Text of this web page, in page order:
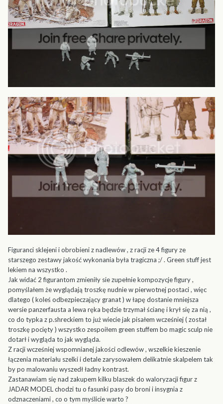
Figuranci sklejeni i obrobieni z nadlewów , z racji ze 4 figury ze
starszego zestawy jakość wykonania była tragiczna ;/ . Green stuff jest
lekiem na wszystko .
Jak widać 2 figurantom zmieniły sie zupełnie kompozycje figury ,
pomyślałem że wyglądają troszkę nudnie w pierwotnej postaci , więc
dlatego ( koleś odbezpieczający granat ) w łapę dostanie mniejsza
wersie panzerfausta a lewa ręka będzie trzymał ścianę i krył się za nią ,
co do typka z p.shreckiem to już wiecie jak pisałem wcześniej ( został
troszkę pocięty ) wszystko zespoiłem green stuffem bo magic sculp nie
dotarł i wygląda to jak wygląda.
Z racji wcześniej wspomnianej jakości odlewów , wszelkie kieszenie
łączenia materiału szelki i detale zarysowałem delikatnie skalpelem tak
by po malowaniu wyszedł ładny kontrast.
Zastanawiam się nad zakupem kilku blaszek do waloryzacji figur z
JADAR MODEL chodzi tu o fasunki pasy do broni i insygnia z
odznaczeniami , co o tym myślicie warto ?